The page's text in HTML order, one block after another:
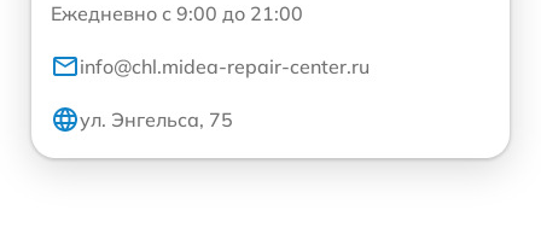
Ежедневно с 9:00 до 21:00
info@chl.midea-repair-center.ru
ул. Энгельса, 75